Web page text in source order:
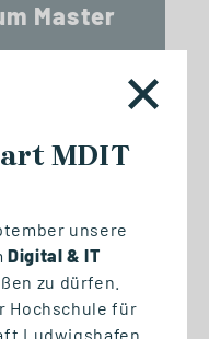
Master
MDIT
unsere
Digital & IT
zu dürfen.
Hochschule für
Ludwigshafen